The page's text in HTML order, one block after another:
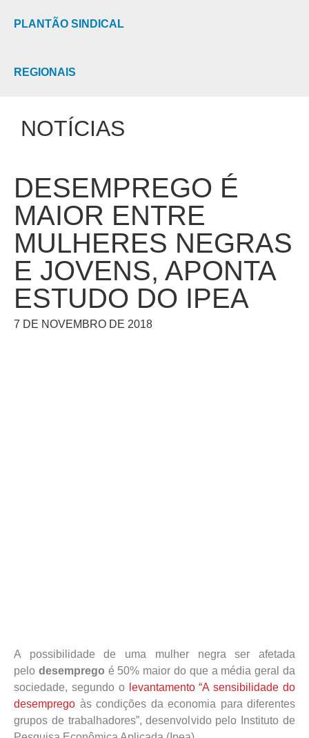
PLANTÃO SINDICAL
REGIONAIS
NOTÍCIAS
DESEMPREGO É
MAIOR ENTRE
MULHERES NEGRAS
E JOVENS, APONTA
ESTUDO DO IPEA
7 DE NOVEMBRO DE 2018
A possibilidade de uma mulher negra ser afetada
pelo desemprego é 50% maior do que a média geral da
sociedade, segundo o levantamento “A sensibilidade do
desemprego às condições da economia para diferentes
grupos de trabalhadores”, desenvolvido pelo Instituto de